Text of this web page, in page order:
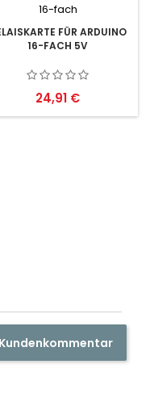
FÜR ARDUINO
16-FACH 5V
Preis
24,91 €